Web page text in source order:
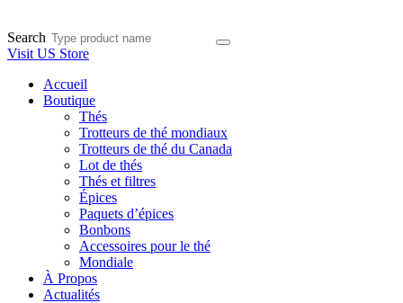
Search
Visit US Store
Accueil
Boutique
Thés
Trotteurs de thé mondiaux
Trotteurs de thé du Canada
Lot de thés
Thés et filtres
Épices
Paquets d’épices
Bonbons
Accessoires pour le thé
Mondiale
À Propos
Actualités